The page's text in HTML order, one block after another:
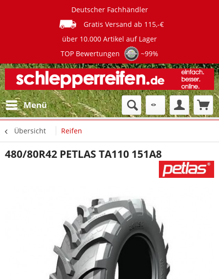
Deutscher Fachhändler
Gratis Versand ab 115,-€
über 10.000 Artikel auf Lager
TOP Bewertungen
~99%
Menü
Übersicht Reifen
480/80R42 PETLAS TA110 151A8